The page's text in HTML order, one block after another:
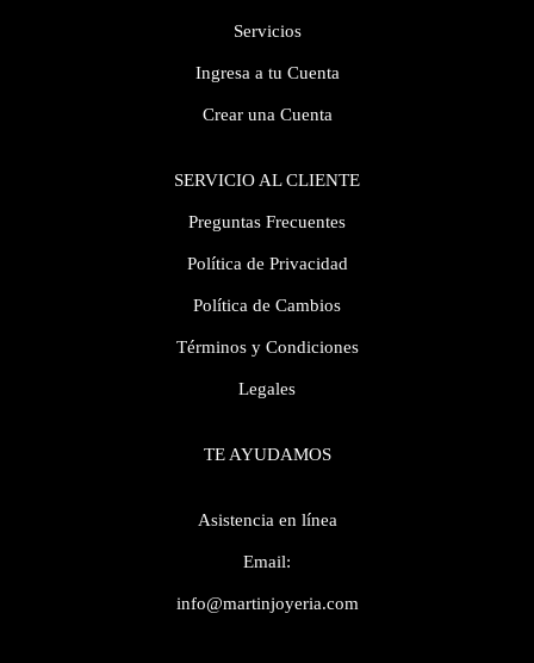
Servicios
Ingresa a tu Cuenta
Crear una Cuenta
SERVICIO AL CLIENTE
Preguntas Frecuentes
Política de Privacidad
Política de Cambios
Términos y Condiciones
Legales
TE AYUDAMOS
Asistencia en línea
Email:
info@martinjoyeria.com